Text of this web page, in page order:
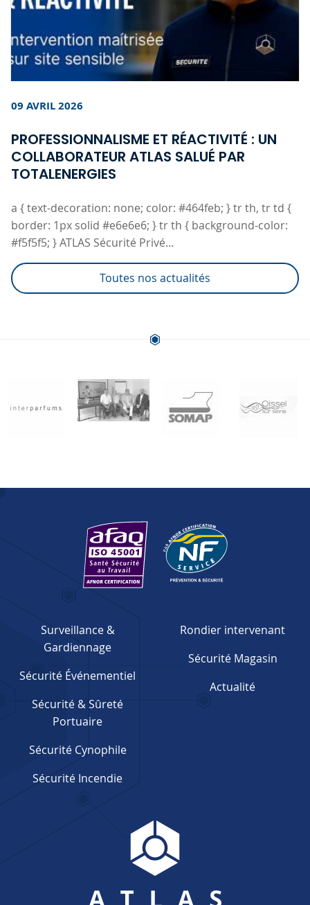
09 AVRIL 2026
PROFESSIONNALISME ET RÉACTIVITÉ : UN
COLLABORATEUR ATLAS SALUÉ PAR
TOTALENERGIES
a { text-decoration: none; color: #464feb; } tr th, tr td {
border: 1px solid #e6e6e6; } tr th { background-color:
#f5f5f5; } ATLAS Sécurité Privé…
Toutes nos actualités
Surveillance &
Gardiennage
Sécurité Événementiel
Sécurité & Sûreté
Portuaire
Sécurité Cynophile
Sécurité Incendie
Rondier intervenant
Sécurité Magasin
Actualité